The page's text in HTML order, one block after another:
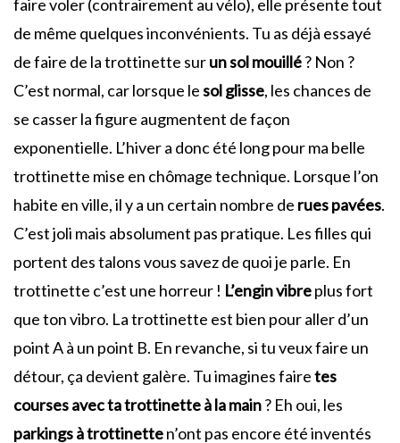
faire voler (contrairement au vélo), elle présente tout
de même quelques inconvénients. Tu as déjà essayé
de faire de la trottinette surun sol mouillé? Non ?
C’est normal, car lorsque lesol glisse, les chances de
se casser la figure augmentent de façon
exponentielle. L’hiver a donc été long pour ma belle
trottinette mise en chômage technique. Lorsque l’on
habite en ville, il y a un certain nombre de rues pavées.
C’est joli mais absolument pas pratique. Les filles qui
portent des talons vous savez de quoi je parle. En
trottinette c’est une horreur ! L’engin vibreplus fort
que ton vibro. La trottinette est bien pour aller d’un
point A à un point B. En revanche, si tu veux faire un
détour, ça devient galère. Tu imagines fairetes
courses avec ta trottinette à la main? Eh oui, les
parkings à trottinetten’ont pas encore été inventés